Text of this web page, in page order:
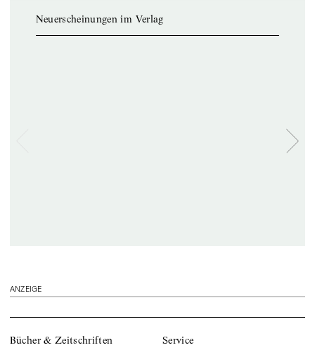
Neuerscheinungen im Verlag
ANZEIGE
Bücher & Zeitschriften Service